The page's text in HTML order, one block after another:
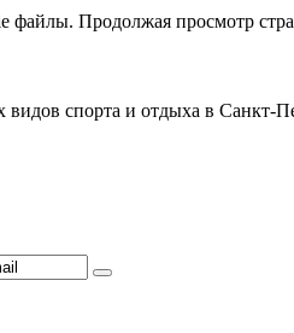
файлы. Продолжая просмотр
спорта и отдыха в